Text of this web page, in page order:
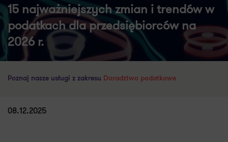
15 najważniejszych zmian i trendów w
podatkach dla przedsiębiorców na
2026 r.
Poznaj nasze usługi z zakresu Doradztwo podatkowe
08.12.2025